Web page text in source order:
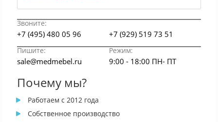
Звоните:
+7 (495) 480 05 96 +7 (929) 519 73 51
Пишите: Режим:
sale@medmebel.ru 9:00 - 18:00 ПН- ПТ
Почему мы?
Работаем с 2012 года
Собственное производство